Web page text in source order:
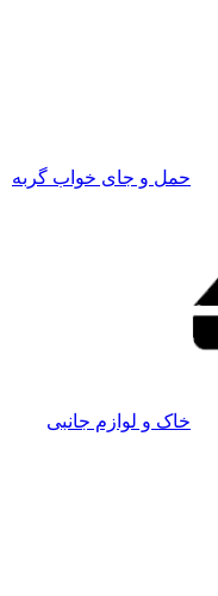
حمل و جای خواب گربه
خاک و لوازم جانبی